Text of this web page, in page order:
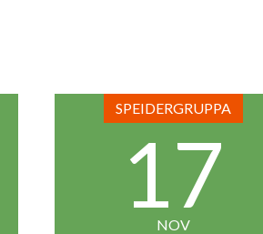
SPEIDERGRUPPA
17
NOV